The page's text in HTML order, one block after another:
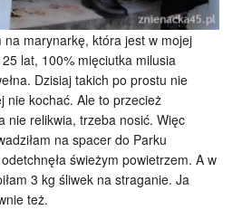
na marynarkę, która jest w mojej
lat, 100% mięciutka milusia
Dzisiaj takich po prostu nie
nie kochać. Ale to przecież
nie relikwia, trzeba nosić. Więc
na spacer do Parku
świeżym powietrzem. A w
3 kg śliwek na straganie. Ja
też.